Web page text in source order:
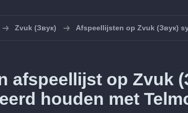
Zvuk (Звук) Afspeellijsten op Zvuk (Звук)
afspeellijst op Zvuk
houden met